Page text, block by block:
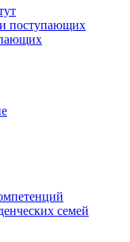
поступающих
семей